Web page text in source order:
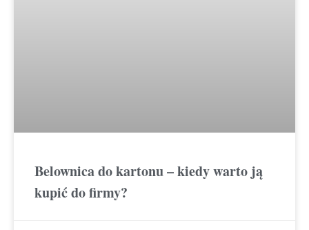
Belownica do kartonu – kiedy warto ją
kupić do firmy?